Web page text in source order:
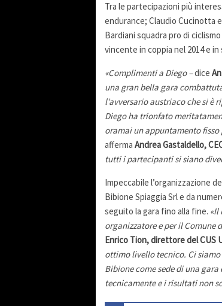
Tra le partecipazioni più
endurance; Claudio Cucinotta
Bardiani squadra pro di
vincente in coppia nel 2014 e in
«Complimenti a Diego –dice
una gran bella gara
l’avversario austriaco che si è
Diego ha trionfato
oramai un appuntamento fisso
afferma Andrea Gastaldello,
tutti i partecipanti si siano
Impeccabile l’organizzazione
Bibione Spiaggia Srl e da
seguito la gara fino alla fine. «Il
organizzatore e per il Comune
Enrico Tion, direttore del CUS
ottimo livello tecnico. Ci
Bibione come sede di una
tecnicamente e i risultati non